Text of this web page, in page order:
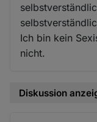
Ich bin kein
nicht.
Diskussion